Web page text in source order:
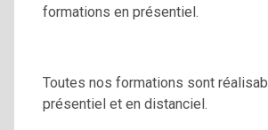
formations en présentiel.
Toutes nos formations sont
présentiel et en distanciel.